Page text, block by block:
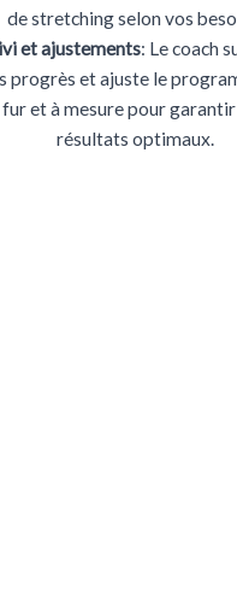
de stretching selon vos
et ajustements: Le coach
progrès et ajuste le
fur et à mesure pour garantir
résultats optimaux.